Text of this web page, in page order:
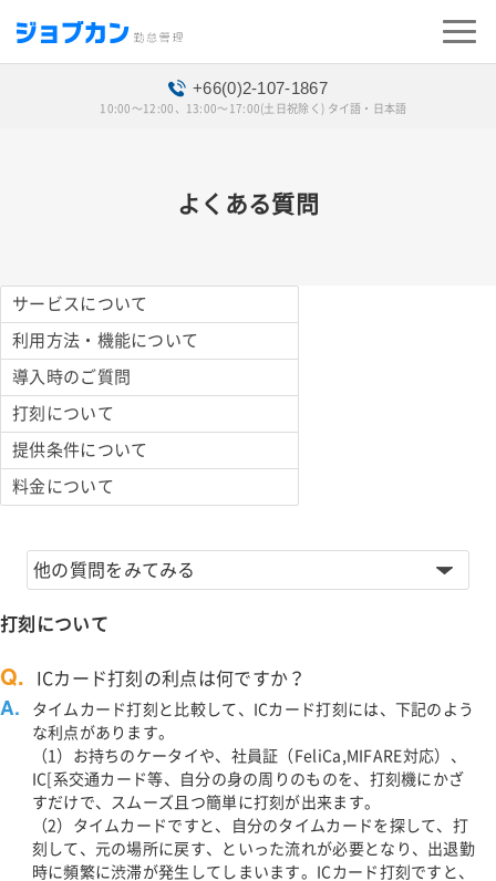
+66(0)2-107-1867
10:00〜12:00、13:00〜17:00(土日祝除く) タイ語・日本語
よくある質問
サービスについて
利用方法・機能について
導入時のご質問
打刻について
提供条件について
料金について
他の質問をみてみる
打刻について
Q. ICカード打刻の利点は何ですか？
A.
タイムカード打刻と比較して、ICカード打刻には、下記のよう
な利点があります。
（1）お持ちのケータイや、社員証（FeliCa,MIFARE対応）、
IC[系交通カード等、自分の身の周りのものを、打刻機にかざ
すだけで、スムーズ且つ簡単に打刻が出来ます。
（2）タイムカードですと、自分のタイムカードを探して、打
刻して、元の場所に戻す、といった流れが必要となり、出退勤
時に頻繁に渋滞が発生してしまいます。ICカード打刻ですと、